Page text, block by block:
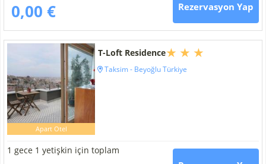
0,00 € Rezervasyon Yap
Apart Otel
T-Loft Residence
Taksim - Beyoğlu Türkiye
1 gece 1 yetişkin için toplam